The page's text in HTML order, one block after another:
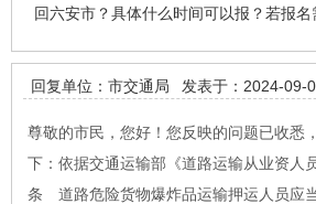
回六安市？具体什么时间可以报？若报名
回复单位：市交通局 发表于：2024-09-
尊敬的市民，您好！您反映的问题已收悉
下：依据交通运输部《道路运输从业资人
条 道路危险货物爆炸品运输押运人员应